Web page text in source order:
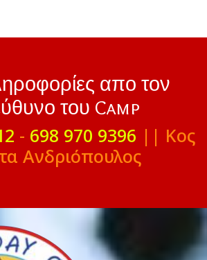
απο τον
του Camp
- 698 970 9396 || Κος
Ανδριόπουλος